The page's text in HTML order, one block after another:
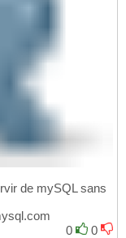
de mySQL sans
0
0